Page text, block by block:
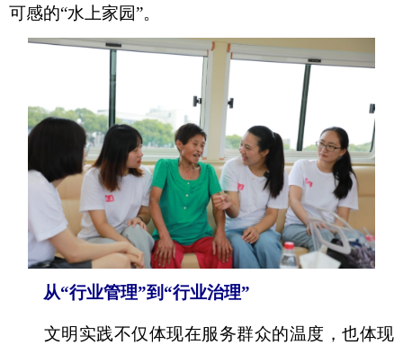
可感的“水上家园”。
从“行业管理”到“行业治理”
文明实践不仅体现在服务群众的温度，也体现